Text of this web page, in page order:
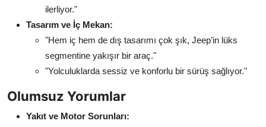
ilerliyor."
Tasarım ve İç Mekan:
"Hem iç hem de dış tasarımı çok şık, Jeep’in lüks
segmentine yakışır bir araç."
"Yolculuklarda sessiz ve konforlu bir sürüş sağlıyor."
Olumsuz Yorumlar
Yakıt ve Motor Sorunları: